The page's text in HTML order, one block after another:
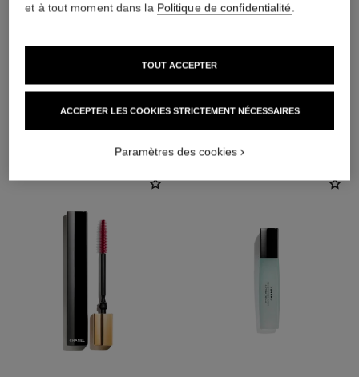
L'ACCORD PARFAIT
et à tout moment dans la Politique de confidentialité.
ACCEPTER LES COOKIES STRICTEMENT NÉCESSAIRES
TOUT ACCEPTER
Paramètres des cookies